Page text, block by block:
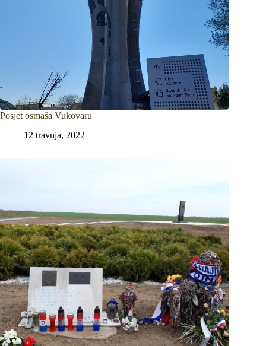
Posjet osmaša Vukovaru
12 travnja, 2022